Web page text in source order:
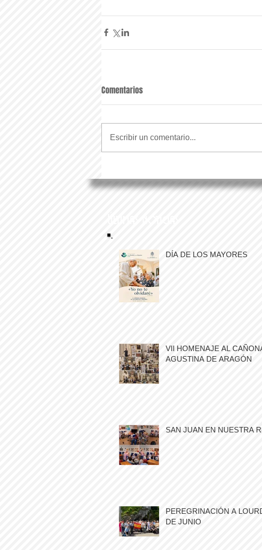
Comentarios
Escribir un comentario...
DÍA DE LOS MAYORES
VII HOMENAJE AL
AGUSTINA DE ARAGÓN
SAN JUAN EN NUESTRA
PEREGRINACIÓN A
DE JUNIO